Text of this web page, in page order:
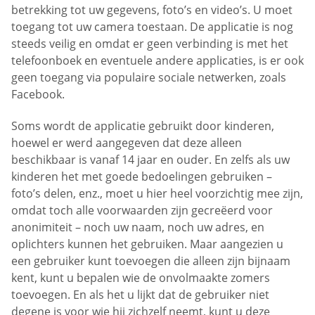
betrekking tot uw gegevens, foto’s en video’s. U moet
toegang tot uw camera toestaan. De applicatie is nog
steeds veilig en omdat er geen verbinding is met het
telefoonboek en eventuele andere applicaties, is er ook
geen toegang via populaire sociale netwerken, zoals
Facebook.
Soms wordt de applicatie gebruikt door kinderen,
hoewel er werd aangegeven dat deze alleen
beschikbaar is vanaf 14 jaar en ouder. En zelfs als uw
kinderen het met goede bedoelingen gebruiken –
foto’s delen, enz., moet u hier heel voorzichtig mee zijn,
omdat toch alle voorwaarden zijn gecreëerd voor
anonimiteit – noch uw naam, noch uw adres, en
oplichters kunnen het gebruiken. Maar aangezien u
een gebruiker kunt toevoegen die alleen zijn bijnaam
kent, kunt u bepalen wie de onvolmaakte zomers
toevoegen. En als het u lijkt dat de gebruiker niet
degene is voor wie hij zichzelf neemt, kunt u deze